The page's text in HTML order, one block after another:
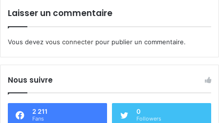
Laisser un commentaire
Vous devez vous connecter pour publier un commentaire.
Nous suivre
2 211
Fans
0
Followers